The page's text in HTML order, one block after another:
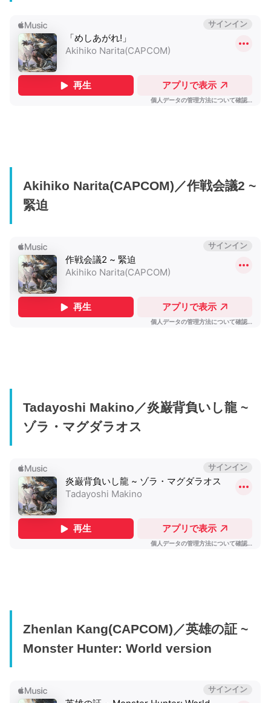
Akihiko Narita(CAPCOM)／作戦会議2 ~
緊迫
Tadayoshi Makino／炎巌背負いし龍 ~
ゾラ・マグダラオス
Zhenlan Kang(CAPCOM)／英雄の証 ~
Monster Hunter: World version